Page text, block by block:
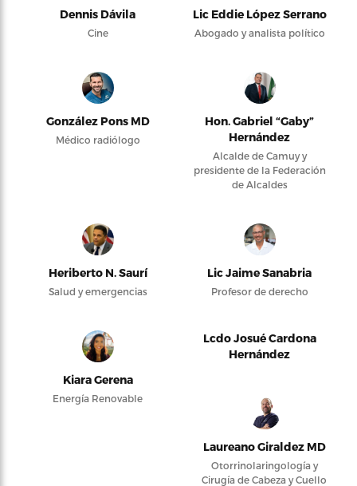
Dennis Dávila
Cine
Lic Eddie López Serrano
Abogado y analista político
González Pons MD
Médico radiólogo
Hon. Gabriel “Gaby”
Hernández
Alcalde de Camuy y
presidente de la Federación
de Alcaldes
Heriberto N. Saurí
Salud y emergencias
Lic Jaime Sanabria
Profesor de derecho
Kiara Gerena
Energía Renovable
Lcdo Josué Cardona
Hernández
Laureano Giraldez MD
Otorrinolaringología y
Cirugía de Cabeza y Cuello